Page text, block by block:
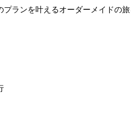
ランを叶えるオーダーメイドの旅